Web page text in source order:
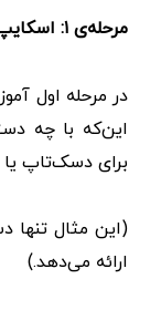
مرحله‌ی ۱: اسکایپ را دانلود کنید
در مرحله اول
برای دسک‌تاپ یا
(این مثال تنها
ارائه می‌دهد.)